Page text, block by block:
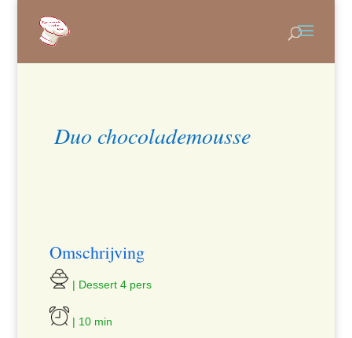
Duo chocolademousse
Omschrijving
| Dessert 4 pers
| 10 min